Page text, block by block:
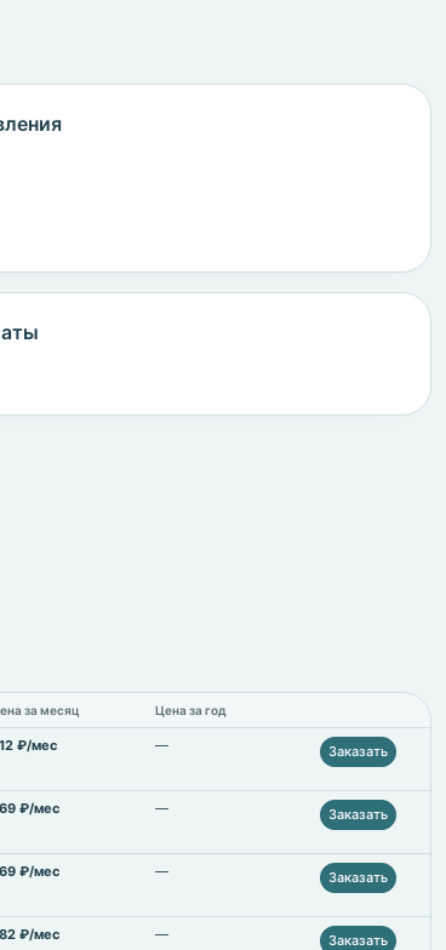
за месяц Цена за год
₽/мес — Заказать
₽/мес — Заказать
₽/мес — Заказать
₽/мес — Заказать